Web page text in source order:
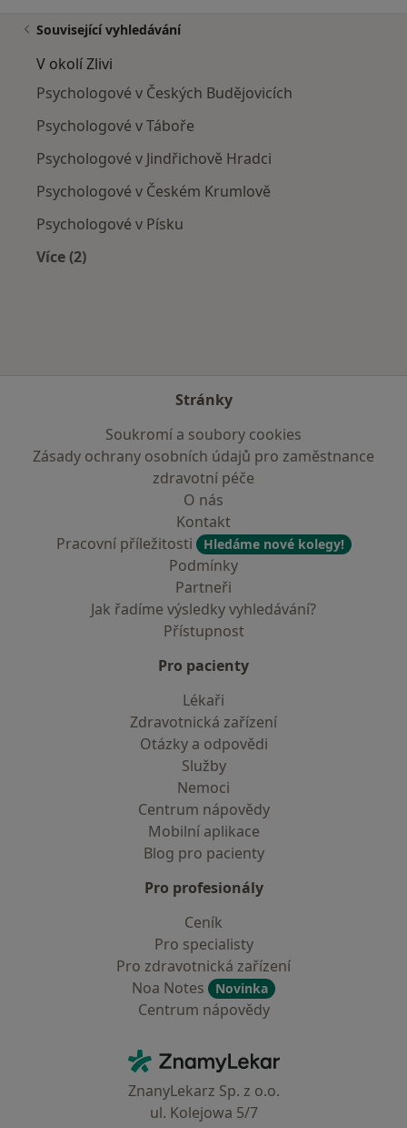
Související vyhledávání
V okolí Zlivi
Psychologové v Českých Budějovicích
Psychologové v Táboře
Psychologové v Jindřichově Hradci
Psychologové v Českém Krumlově
Psychologové v Písku
Více (2)
Stránky
Soukromí a soubory cookies
Zásady ochrany osobních údajů pro zaměstnance
zdravotní péče
O nás
Kontakt
Pracovní příležitosti
Hledáme nové kolegy!
Podmínky
Partneři
Jak řadíme výsledky vyhledávání?
Přístupnost
Pro pacienty
Lékaři
Zdravotnická zařízení
Otázky a odpovědi
Služby
Nemoci
Centrum nápovědy
Mobilní aplikace
Blog pro pacienty
Pro profesionály
Ceník
Pro specialisty
Pro zdravotnická zařízení
Noa Notes
Novinka
Centrum nápovědy
ZnamyLekar - Hlavní stránka
ZnanyLekarz Sp. z o.o.
ul. Kolejowa 5/7